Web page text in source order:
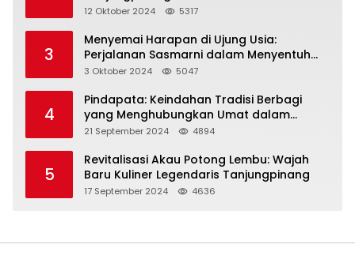
Representasi
12 Oktober 2024 5317
3
Menyemai Harapan di Ujung Usia:
Perjalanan Sasmarni dalam Menyentuh
Hati dan Jiwa
3 Oktober 2024 5047
4
Pindapata: Keindahan Tradisi Berbagi
yang Menghubungkan Umat dalam
Spiritualitas dan Kebersamaan dalam
21 September 2024 4894
5
Revitalisasi Akau Potong Lembu: Wajah
Baru Kuliner Legendaris Tanjungpinang
17 September 2024 4636